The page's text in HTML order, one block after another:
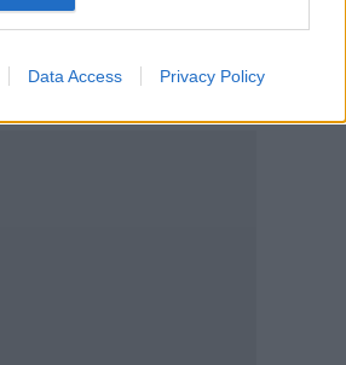
Data Access Privacy Policy